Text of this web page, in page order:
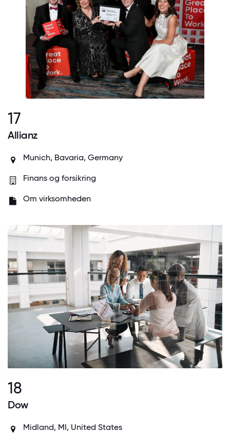
17
Allianz
Munich, Bavaria, Germany
Finans og forsikring
Om virksomheden
18
Dow
Midland, MI, United States